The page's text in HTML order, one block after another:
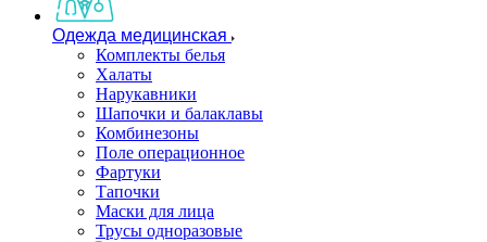
Одежда медицинская
Комплекты белья
Халаты
Нарукавники
Шапочки и балаклавы
Комбинезоны
Поле операционное
Фартуки
Тапочки
Маски для лица
Трусы одноразовые